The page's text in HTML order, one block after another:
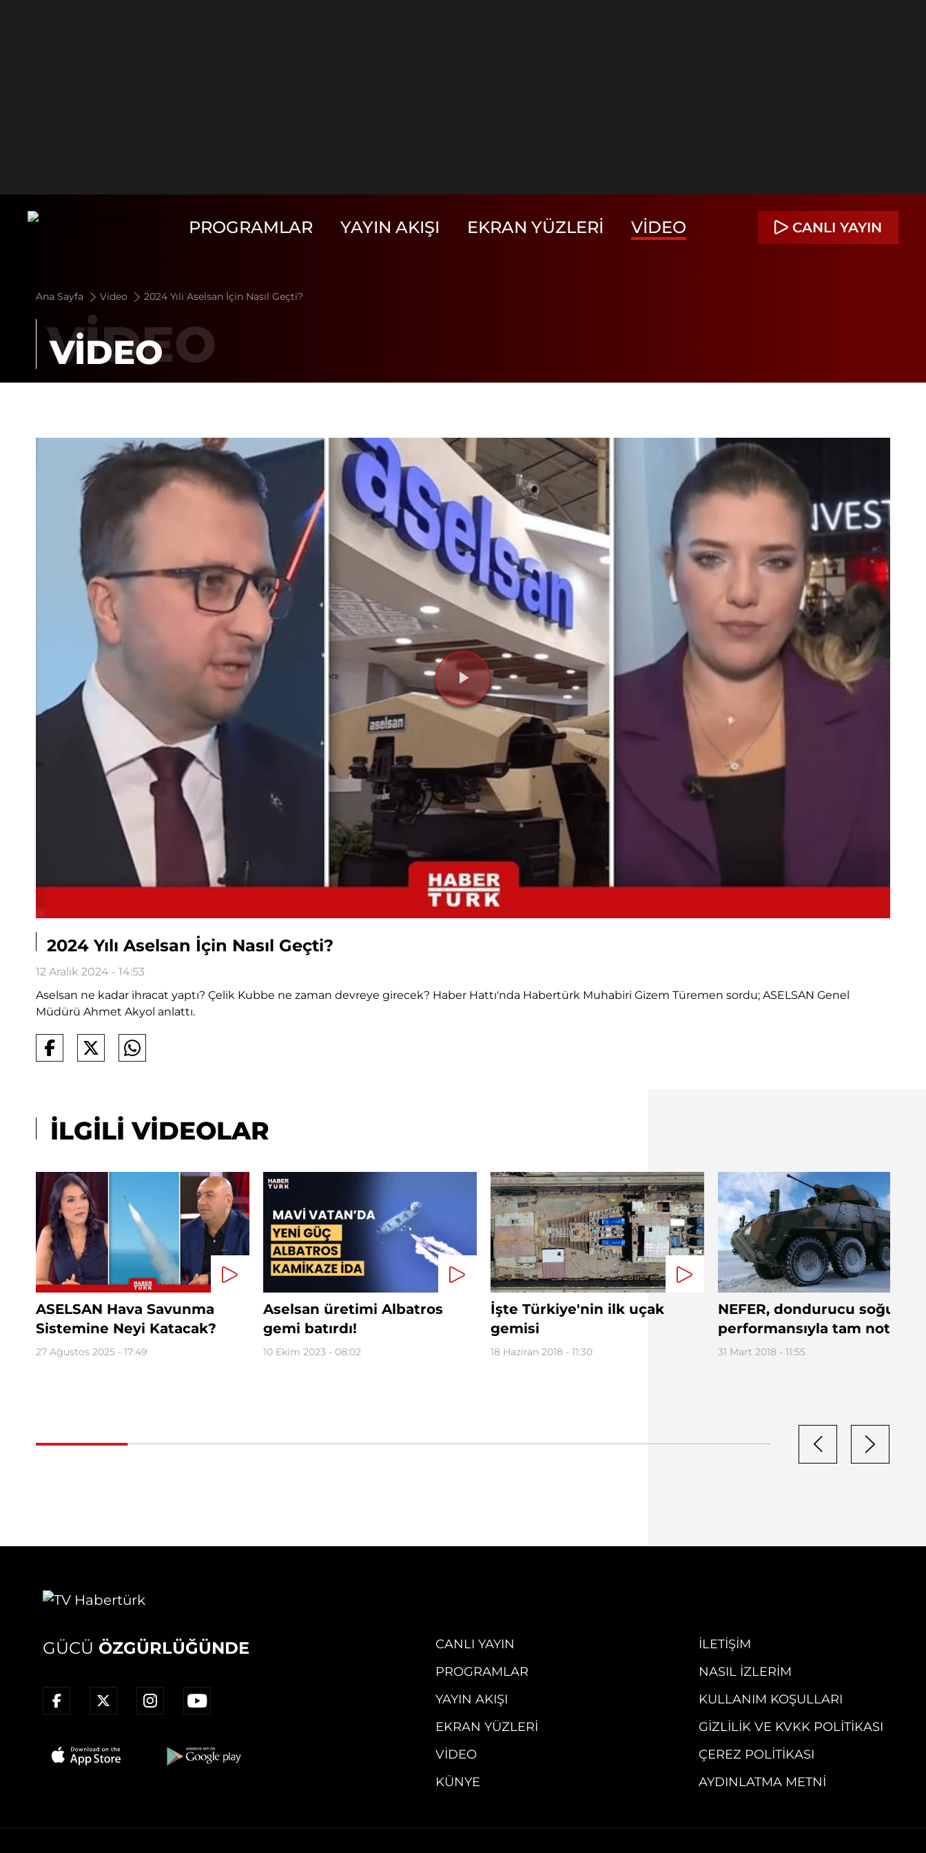
PROGRAMLAR YAYIN AKIŞI EKRAN YÜZLERI VIDEO CANLI YAYIN
Ana Sayfa Video 2024 Yılı Aselsan İçin Nasıl Geçti?
VİDEO
Videoyu
Oynat
2024 Yılı Aselsan İçin Nasıl Geçti?
12 Aralık 2024 - 14:53
Aselsan ne kadar ihracat yaptı? Çelik Kubbe ne zaman devreye girecek? Haber Hattı'nda Habertürk Muhabiri Gizem Türemen sordu; ASELSAN Genel
Müdürü Ahmet Akyol anlattı.
İLGİLİ VİDEOLAR
ASELSAN Hava Savunma
Sistemine Neyi Katacak?
27 Ağustos 2025 - 17:49
Aselsan üretimi Albatros
gemi batırdı!
10 Ekim 2023 - 08:02
İşte Türkiye'nin ilk uçak
gemisi
18 Haziran 2018 - 11:30
NEFER, dondurucu
performansıyla tam not aldı
31 Mart 2018 - 11:55
GÜCÜ ÖZGÜRLÜĞÜNDE
CANLI YAYIN
PROGRAMLAR
YAYIN AKIŞI
EKRAN YÜZLERI
VIDEO
KÜNYE
İLETIŞIM
NASIL İZLERIM
KULLANIM KOŞULLARI
GIZLILIK VE KVKK POLITIKASI
ÇEREZ POLITIKASI
AYDINLATMA METNI